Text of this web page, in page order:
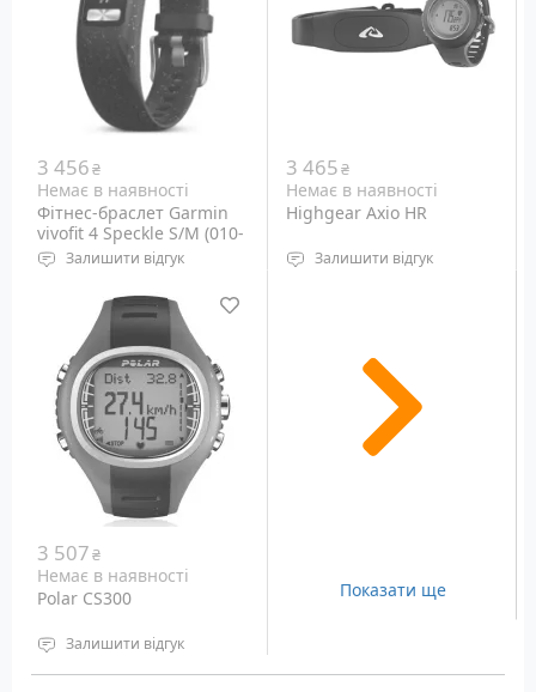
Вага: 20 грам
3 456₴
Немає в наявності
Фітнес-браслет Garmin
vivofit 4 Speckle S/M (010-
01847-12)
Залишити відгук
Дисплей: 19 x 9.4 мм
GPS приймач: Ні
Розмір браслета: 122-188
мм
Вага: 25 грам
3 465₴
Немає в наявності
Highgear Axio HR
Залишити відгук
світлодіодне
Габарити: н.д.
3 507₴
Немає в наявності
Polar CS300
Залишити відгук
Водонепроникність: 50
Показати ще